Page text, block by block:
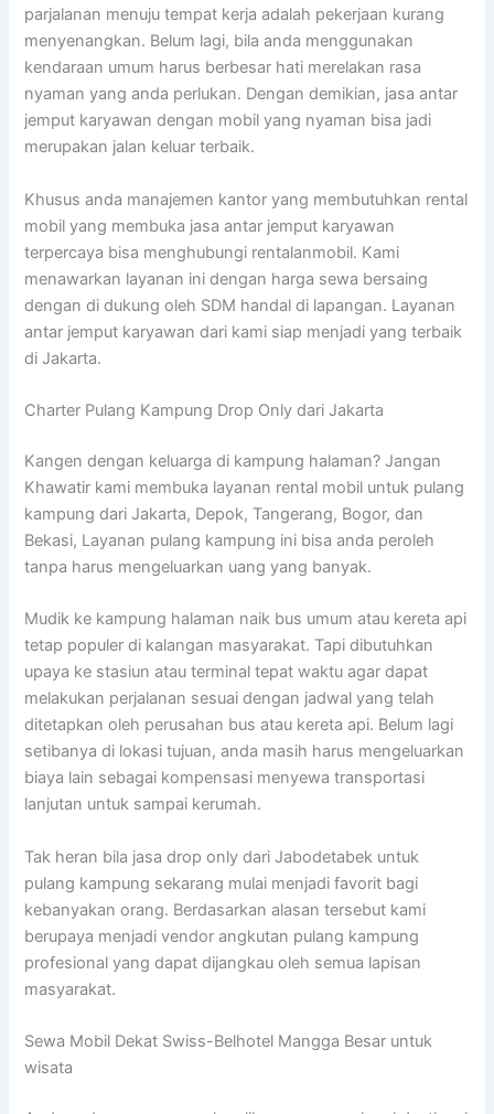
parjalanan menuju tempat kerja adalah pekerjaan kurang
menyenangkan. Belum lagi, bila anda menggunakan
kendaraan umum harus berbesar hati merelakan rasa
nyaman yang anda perlukan. Dengan demikian, jasa antar
jemput karyawan dengan mobil yang nyaman bisa jadi
merupakan jalan keluar terbaik.
Khusus anda manajemen kantor yang membutuhkan rental
mobil yang membuka jasa antar jemput karyawan
terpercaya bisa menghubungi rentalanmobil. Kami
menawarkan layanan ini dengan harga sewa bersaing
dengan di dukung oleh SDM handal di lapangan. Layanan
antar jemput karyawan dari kami siap menjadi yang terbaik
di Jakarta.
Charter Pulang Kampung Drop Only dari Jakarta
Kangen dengan keluarga di kampung halaman? Jangan
Khawatir kami membuka layanan rental mobil untuk pulang
kampung dari Jakarta, Depok, Tangerang, Bogor, dan
Bekasi, Layanan pulang kampung ini bisa anda peroleh
tanpa harus mengeluarkan uang yang banyak.
Mudik ke kampung halaman naik bus umum atau kereta api
tetap populer di kalangan masyarakat. Tapi dibutuhkan
upaya ke stasiun atau terminal tepat waktu agar dapat
melakukan perjalanan sesuai dengan jadwal yang telah
ditetapkan oleh perusahan bus atau kereta api. Belum lagi
setibanya di lokasi tujuan, anda masih harus mengeluarkan
biaya lain sebagai kompensasi menyewa transportasi
lanjutan untuk sampai kerumah.
Tak heran bila jasa drop only dari Jabodetabek untuk
pulang kampung sekarang mulai menjadi favorit bagi
kebanyakan orang. Berdasarkan alasan tersebut kami
berupaya menjadi vendor angkutan pulang kampung
profesional yang dapat dijangkau oleh semua lapisan
masyarakat.
Sewa Mobil Dekat Swiss-Belhotel Mangga Besar untuk
wisata